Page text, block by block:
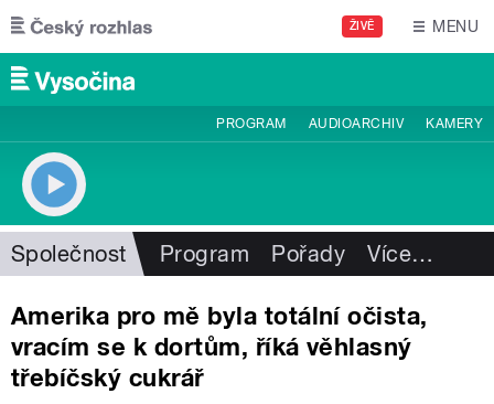
Přejít k hlavnímu obsahu
ŽIVĚ MENU
PROGRAM AUDIOARCHIV KAMERY
Společnost Program Pořady Více…
Amerika pro mě byla totální očista,
vracím se k dortům, říká věhlasný
třebíčský cukrář